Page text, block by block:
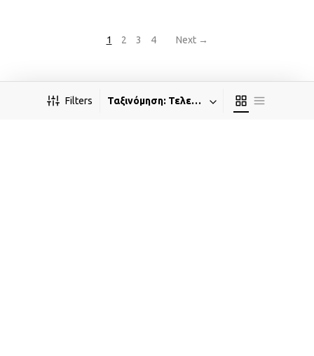
Filters Ταξινόμηση: Τελευταία
1 2 3 4 Next →